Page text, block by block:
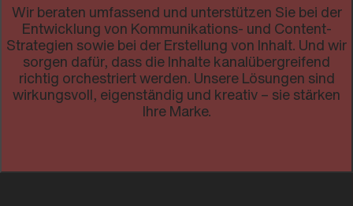
Wir beraten umfassend und unterstützen Sie bei der
Entwicklung von Kommunikations- und Content-
Strategien sowie bei der Erstellung von Inhalt. Und wir
sorgen dafür, dass die Inhalte kanalübergreifend
richtig orchestriert werden. Unsere Lösungen sind
wirkungsvoll, eigenständig und kreativ – sie stärken
Ihre Marke.